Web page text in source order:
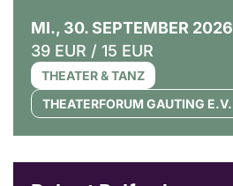
MI., 30. SEPTEMBER 2026
39 EUR / 15 EUR
THEATER & TANZ
THEATERFORUM GAUTING E.V.